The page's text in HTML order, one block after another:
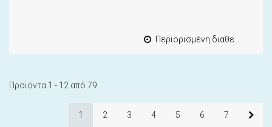
Περιορισμένη διαθεσιμότητα
Προϊόντα 1 - 12 από 79
1 2 3 4 5 6 7